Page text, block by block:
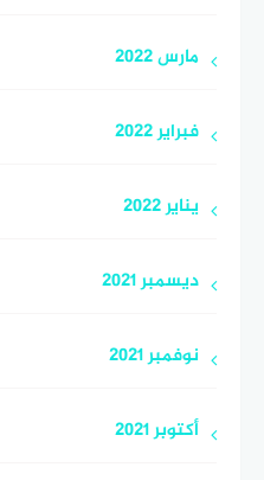
مارس 2022
فبراير 2022
يناير 2022
ديسمبر 2021
نوفمبر 2021
أكتوبر 2021